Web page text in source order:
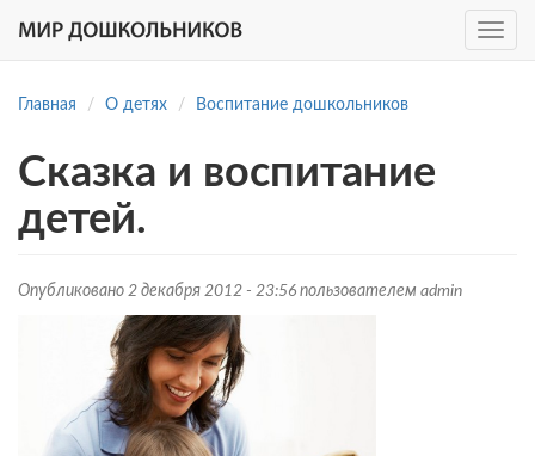
Toggle
Главная О детях Воспитание дошкольников
Сказка и воспитание
детей.
Опубликовано 2 декабря 2012 - 23:56 пользователем admin